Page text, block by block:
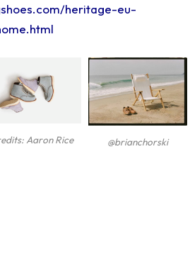
heritage-eu-
Aaron Rice @brianchorski